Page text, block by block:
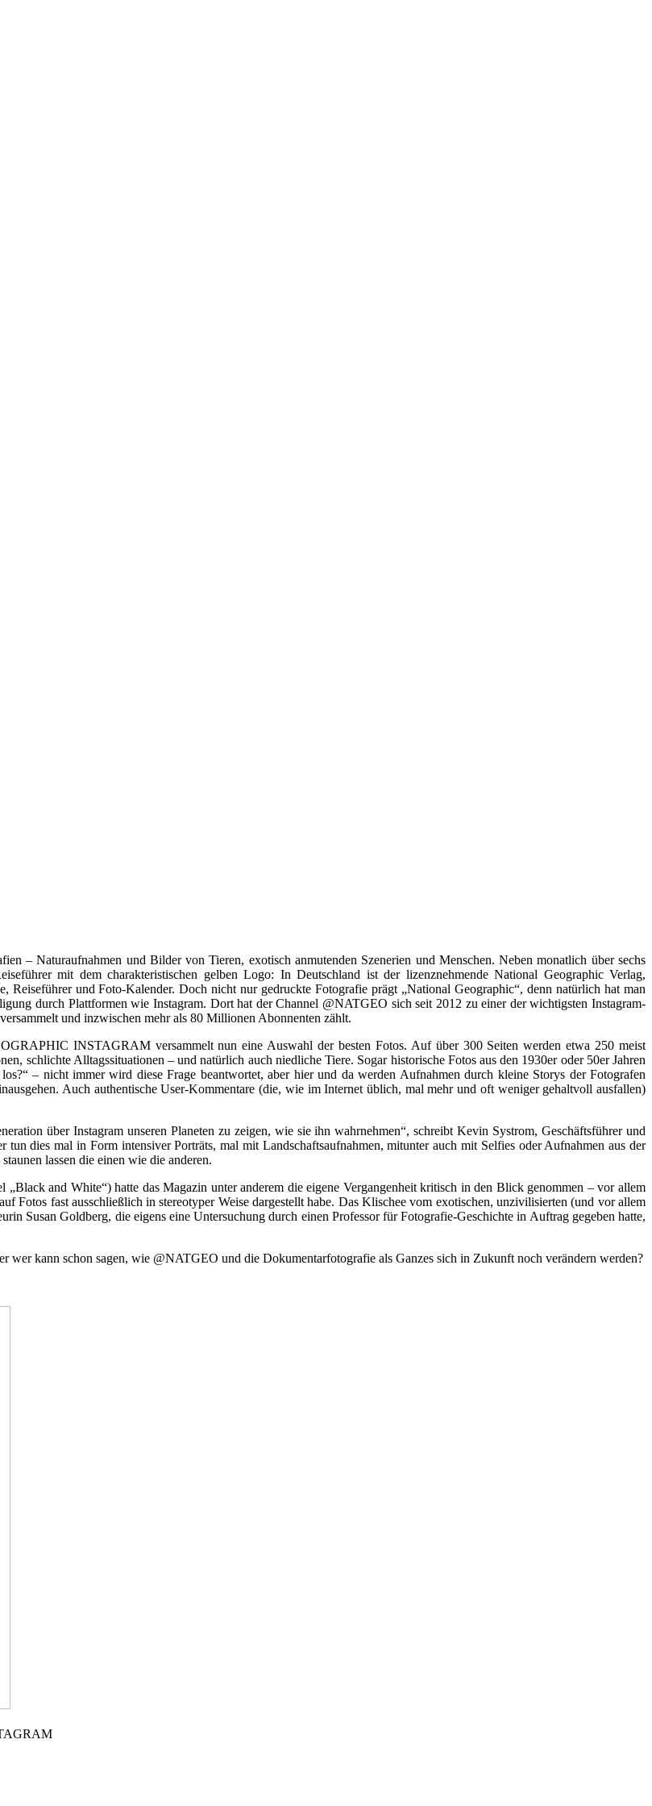
– Naturaufnahmen und Bilder von Tieren, exotisch anmutenden Szenerien und Menschen. Neben monatlich über sechs
mit dem charakteristischen gelben Logo: In Deutschland ist der lizenznehmende National Geographic Verlag,
Reiseführer und Foto-Kalender. Doch nicht nur gedruckte Fotografie prägt „National Geographic“, denn natürlich hat man
durch Plattformen wie Instagram. Dort hat der Channel @NATGEO sich seit 2012 zu einer der wichtigsten Instagram-
und inzwischen mehr als 80 Millionen Abonnenten zählt.
INSTAGRAM versammelt nun eine Auswahl der besten Fotos. Auf über 300 Seiten werden etwa 250 meist
schlichte Alltagssituationen – und natürlich auch niedliche Tiere. Sogar historische Fotos aus den 1930er oder 50er Jahren
– nicht immer wird diese Frage beantwortet, aber hier und da werden Aufnahmen durch kleine Storys der Fotografen
Auch authentische User-Kommentare (die, wie im Internet üblich, mal mehr und oft weniger gehaltvoll ausfallen)
über Instagram unseren Planeten zu zeigen, wie sie ihn wahrnehmen“, schreibt Kevin Systrom, Geschäftsführer und
dies mal in Form intensiver Porträts, mal mit Landschaftsaufnahmen, mitunter auch mit Selfies oder Aufnahmen aus der
lassen die einen wie die anderen.
and White“) hatte das Magazin unter anderem die eigene Vergangenheit kritisch in den Blick genommen – vor allem
Fotos fast ausschließlich in stereotyper Weise dargestellt habe. Das Klischee vom exotischen, unzivilisierten (und vor allem
Susan Goldberg, die eigens eine Untersuchung durch einen Professor für Fotografie-Geschichte in Auftrag gegeben hatte,
wer kann schon sagen, wie @NATGEO und die Dokumentarfotografie als Ganzes sich in Zukunft noch verändern werden?